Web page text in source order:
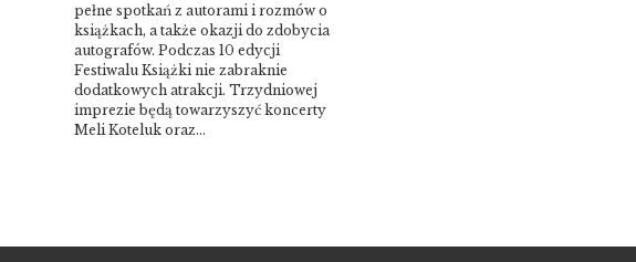
pełne spotkań z autorami i rozmów o
książkach, a także okazji do zdobycia
autografów. Podczas 10 edycji
Festiwalu Książki nie zabraknie
dodatkowych atrakcji. Trzydniowej
imprezie będą towarzyszyć koncerty
Meli Koteluk oraz…